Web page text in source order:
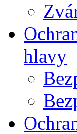
hlavy